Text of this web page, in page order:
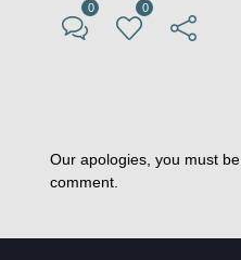
0 0
Our apologies, you must be
comment.